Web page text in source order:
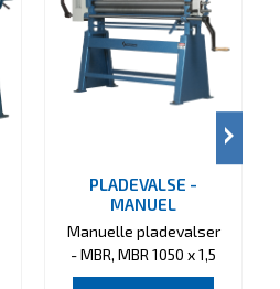
PLADEVALSE -
MANUEL
Manuelle pladevalser
- MBR, MBR 1050 x 1,5